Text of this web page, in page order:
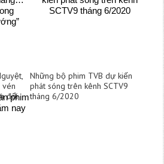
đổi
Những bộ phim TVB dự kiến
phát sóng trên kênh SCTV9
tháng 6/2020